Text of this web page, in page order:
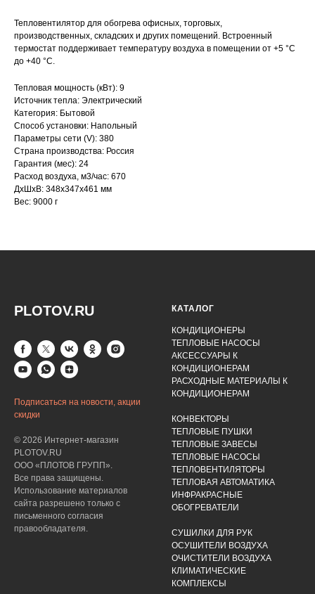
Тепловентилятор для обогрева офисных, торговых,
производственных, складских и других помещений. Встроенный
термостат поддерживает температуру воздуха в помещении от +5 °С
до +40 °С.
Тепловая мощность (кВт): 9
Источник тепла: Электрический
Категория: Бытовой
Способ установки: Напольный
Параметры сети (V): 380
Страна производства: Россия
Гарантия (мес): 24
Расход воздуха, м3/час: 670
ДxШxВ: 348x347x461 мм
Вес: 9000 г
PLOTOV.RU
Подписаться на новости, акции
скидки
© 2026 Интернет-магазин
PLOTOV.RU
ООО «ПЛОТОВ ГРУПП».
Все права защищены.
Использование материалов
сайта разрешено только с
письменного согласия
правообладателя.
КАТАЛОГ
КОНДИЦИОНЕРЫ
ТЕПЛОВЫЕ НАСОСЫ
АКСЕССУАРЫ К
КОНДИЦИОНЕРАМ
РАСХОДНЫЕ МАТЕРИАЛЫ К
КОНДИЦИОНЕРАМ
КОНВЕКТОРЫ
ТЕПЛОВЫЕ ПУШКИ
ТЕПЛОВЫЕ ЗАВЕСЫ
ТЕПЛОВЫЕ НАСОСЫ
ТЕПЛОВЕНТИЛЯТОРЫ
ТЕПЛОВАЯ АВТОМАТИКА
ИНФРАКРАСНЫЕ
ОБОГРЕВАТЕЛИ
СУШИЛКИ ДЛЯ РУК
ОСУШИТЕЛИ ВОЗДУХА
ОЧИСТИТЕЛИ ВОЗДУХА
КЛИМАТИЧЕСКИЕ
КОМПЛЕКСЫ